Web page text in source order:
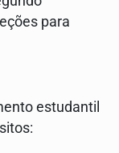
para
estudantil